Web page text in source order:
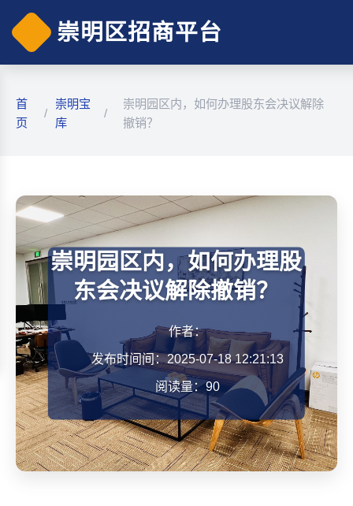
崇明区招商平台
首
页
/
崇明宝
库
/
崇明园区内，如何办理股东会决议解除
撤销？
崇明园区内，如何办理股
东会决议解除撤销？
作者：
发布时间间：2025-07-18 12:21:13
阅读量：90